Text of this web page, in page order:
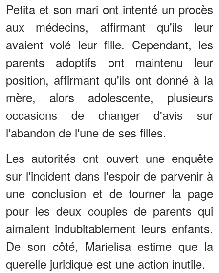
Petita et son mari ont intenté un procès
aux médecins, affirmant qu'ils leur
avaient volé leur fille. Cependant, les
parents adoptifs ont maintenu leur
position, affirmant qu'ils ont donné à la
mère, alors adolescente, plusieurs
occasions de changer d'avis sur
l'abandon de l'une de ses filles.
Les autorités ont ouvert une enquête
sur l'incident dans l'espoir de parvenir à
une conclusion et de tourner la page
pour les deux couples de parents qui
aimaient indubitablement leurs enfants.
De son côté, Marielisa estime que la
querelle juridique est une action inutile.